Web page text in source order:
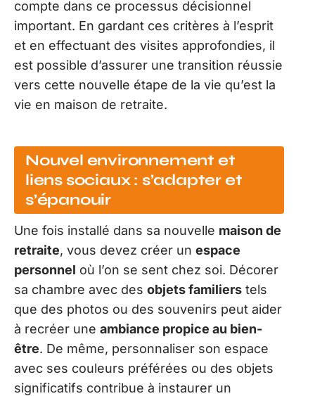
compte dans ce processus décisionnel
important. En gardant ces critères à l’esprit
et en effectuant des visites approfondies, il
est possible d’assurer une transition réussie
vers cette nouvelle étape de la vie qu’est la
vie en maison de retraite.
Nouvel environnement et
liens sociaux : s’adapter et
s’épanouir
Une fois installé dans sa nouvelle maison de
retraite, vous devez créer un espace
personnel où l’on se sent chez soi. Décorer
sa chambre avec des objets familiers tels
que des photos ou des souvenirs peut aider
à recréer une ambiance propice au bien-
être. De même, personnaliser son espace
avec ses couleurs préférées ou des objets
significatifs contribue à instaurer un